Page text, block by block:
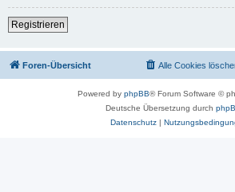
Registrieren
Foren-Übersicht Alle Cookies
Powered by phpBB® Forum Software ©
Deutsche Übersetzung durch
Datenschutz|